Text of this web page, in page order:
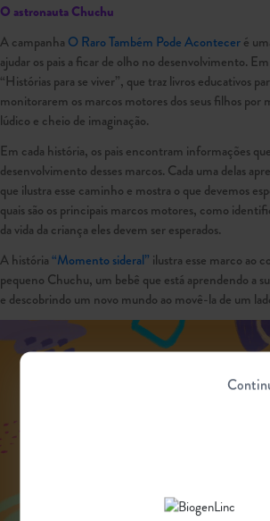
O astronauta Chuchu
A campanha O Raro Também Pode Aconteceré
ajudar os pais a ficar de olho no desenvolvimento.
“Histórias para se viver”, que traz livros educativos
monitorarem os marcos motores dos seus filhos por
lúdico e cheio de imaginação.
Em cada história, os pais encontram informações
desenvolvimento desses marcos. Cada uma delas
que ilustra esse caminho e mostra o que devemos
quais são os principais marcos motores, como
da vida da criança eles devem ser esperados.
A história“Momento sideral” ilustra esse marco ao
pequeno Chuchu, um bebê que está aprendendo a
e descobrindo um novo mundo ao movê-la de um